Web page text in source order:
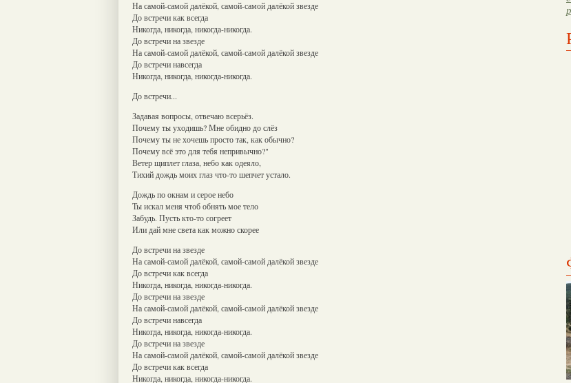
На самой-самой далёкой, самой-самой далёкой звезде
До встречи как всегда
Никогда, никогда, никогда-никогда.
До встречи на звезде
На самой-самой далёкой, самой-самой далёкой звезде
До встречи навсегда
Никогда, никогда, никогда-никогда.
До встречи...
Задавая вопросы, отвечаю всерьёз.
Почему ты уходишь? Мне обидно до слёз
Почему ты не хочешь просто так, как обычно?
Почему всё это для тебя непривычно?"
Ветер щиплет глаза, небо как одеяло,
Тихий дождь моих глаз что-то шепчет устало.
Дождь по окнам и серое небо
Ты искал меня чтоб обнять мое тело
Забудь. Пусть кто-то согреет
Или дай мне света как можно скорее
До встречи на звезде
На самой-самой далёкой, самой-самой далёкой звезде
До встречи как всегда
Никогда, никогда, никогда-никогда.
До встречи на звезде
На самой-самой далёкой, самой-самой далёкой звезде
До встречи навсегда
Никогда, никогда, никогда-никогда.
До встречи на звезде
На самой-самой далёкой, самой-самой далёкой звезде
До встречи как всегда
Никогда, никогда, никогда-никогда.